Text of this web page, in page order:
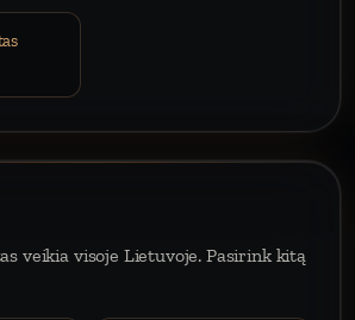
veikia visoje Lietuvoje. Pasirink kitą